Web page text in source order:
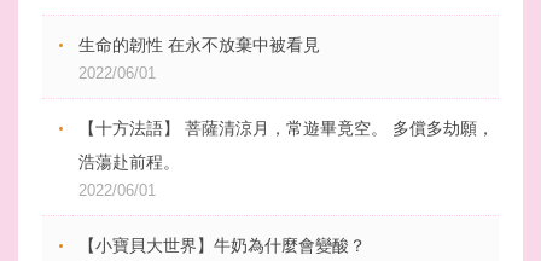
生命的韌性 在永不放棄中被看見
2022/06/01
【十方法語】 菩薩清涼月，常遊畢竟空。 多償多劫願，
浩蕩赴前程。
2022/06/01
【小寶貝大世界】牛奶為什麼會變酸？